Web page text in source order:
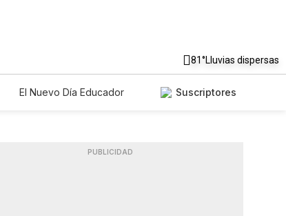
81°Lluvias dispersas
El Nuevo Día Educador
Suscriptores
PUBLICIDAD